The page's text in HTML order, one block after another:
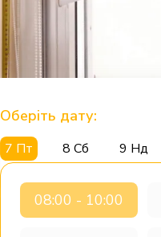
Оберіть дату:
7 Пт 8 Сб 9 Нд
08:00 - 10:00